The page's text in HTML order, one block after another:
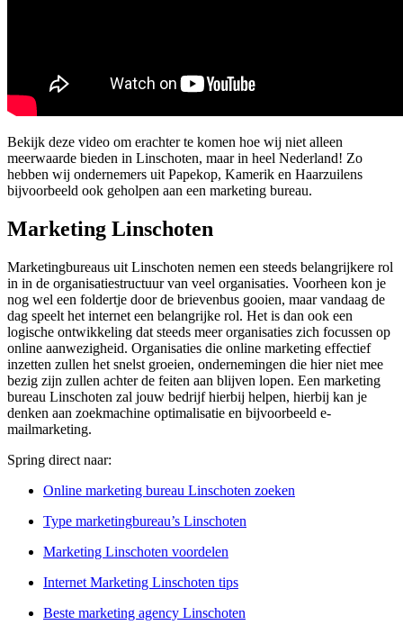
Bekijk deze video om erachter te komen hoe wij niet alleen
meerwaarde bieden in Linschoten, maar in heel Nederland! Zo
hebben wij ondernemers uit Papekop, Kamerik en Haarzuilens
bijvoorbeeld ook geholpen aan een marketing bureau.
Marketing Linschoten
Marketingbureaus uit Linschoten nemen een steeds belangrijkere rol
in in de organisatiestructuur van veel organisaties. Voorheen kon je
nog wel een foldertje door de brievenbus gooien, maar vandaag de
dag speelt het internet een belangrijke rol. Het is dan ook een
logische ontwikkeling dat steeds meer organisaties zich focussen op
online aanwezigheid. Organisaties die online marketing effectief
inzetten zullen het snelst groeien, ondernemingen die hier niet mee
bezig zijn zullen achter de feiten aan blijven lopen. Een marketing
bureau Linschoten zal jouw bedrijf hierbij helpen, hierbij kan je
denken aan zoekmachine optimalisatie en bijvoorbeeld e-
mailmarketing.
Spring direct naar:
Online marketing bureau Linschoten zoeken
Type marketingbureau’s Linschoten
Marketing Linschoten voordelen
Internet Marketing Linschoten tips
Beste marketing agency Linschoten